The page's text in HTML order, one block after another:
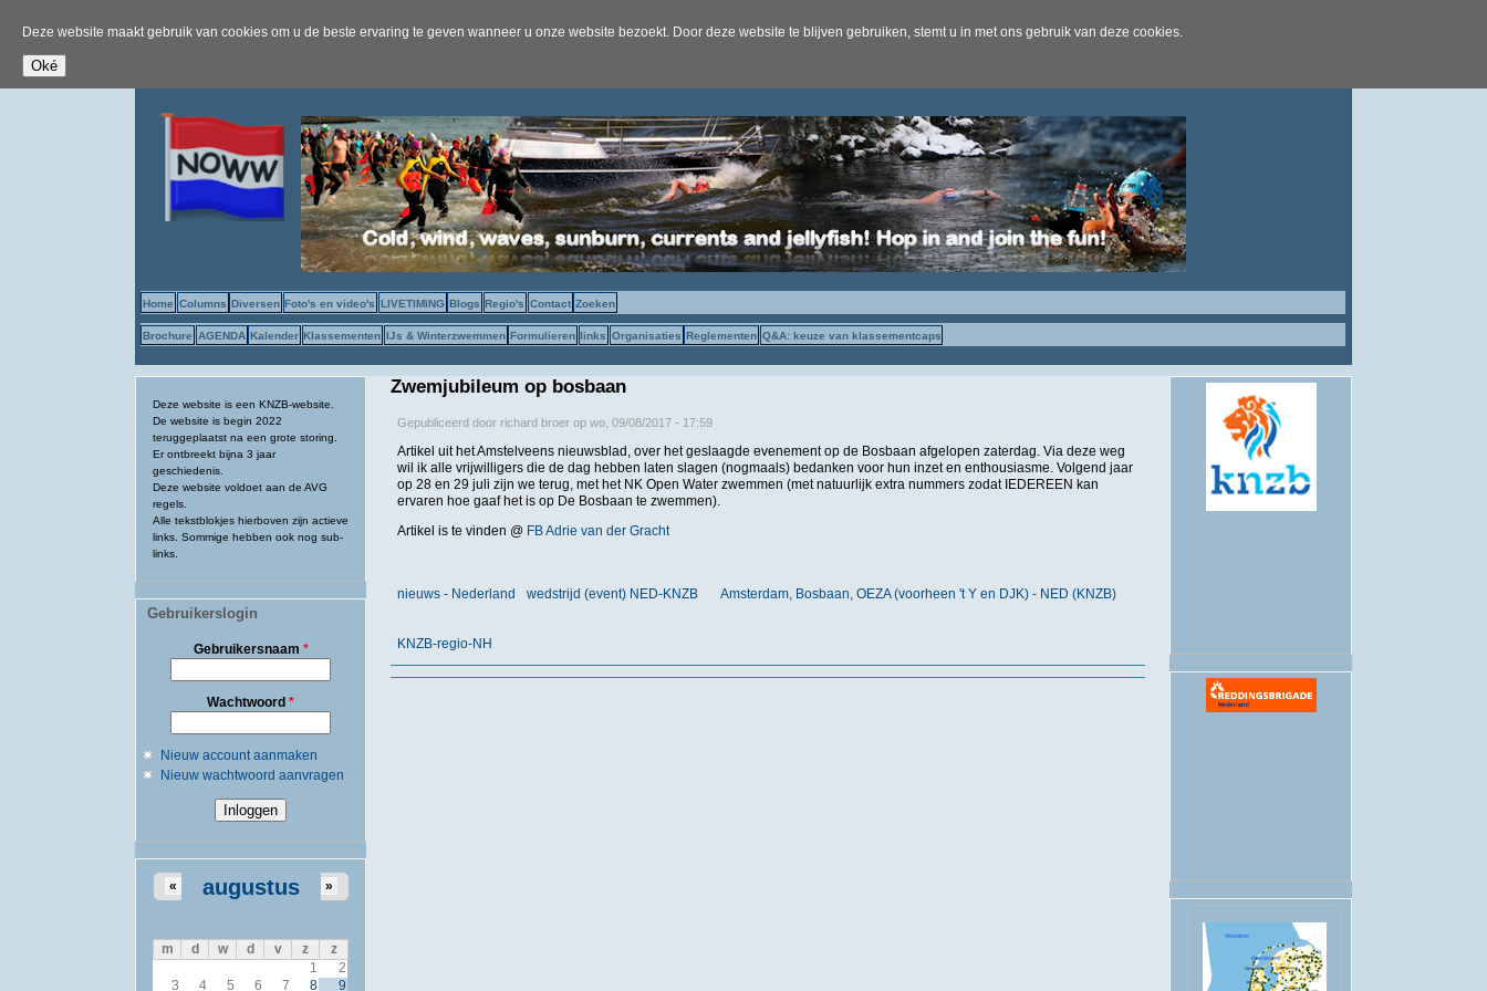
Deze website maakt gebruik van cookies om u de beste ervaring te geven wanneer u onze website bezoekt. Door deze website te blijven gebruiken, stemt u in met ons gebruik van deze cookies.
Home Columns Diversen Foto's en video's LIVETIMING Blogs Regio's Contact Zoeken
Brochure AGENDA Kalender Klassementen IJs & Winterzwemmen Formulieren links Organisaties Reglementen Q&A: keuze van klassementcaps
Deze website is een KNZB-website.
De website is begin 2022
teruggeplaatst na een grote storing.
Er ontbreekt bijna 3 jaar
geschiedenis.
Deze website voldoet aan de AVG
regels.
Alle tekstblokjes hierboven zijn actieve
links. Sommige hebben ook nog sub-
links.
Gebruikerslogin
Gebruikersnaam *
Wachtwoord *
Nieuw account aanmaken
Nieuw wachtwoord aanvragen
augustus
« »
m d w d v z
z
1
2
3
4 5 6 7 8
9
Zwemjubileum op bosbaan
Gepubliceerd door richard broerop wo, 09/08/2017 - 17:59
Artikel uit het Amstelveens nieuwsblad, over het geslaagde evenement op de Bosbaan afgelopen zaterdag. Via deze weg
wil ik alle vrijwilligers die de dag hebben laten slagen (nogmaals) bedanken voor hun inzet en enthousiasme. Volgend jaar
op 28 en 29 juli zijn we terug, met het NK Open Water zwemmen (met natuurlijk extra nummers zodat IEDEREEN kan
ervaren hoe gaaf het is op De Bosbaan te zwemmen).
Artikel is te vinden @ FB Adrie van der Gracht
nieuws - Nederland wedstrijd (event) NED-KNZB Amsterdam, Bosbaan, OEZA (voorheen 't Y en DJK) - NED (KNZB)
KNZB-regio-NH